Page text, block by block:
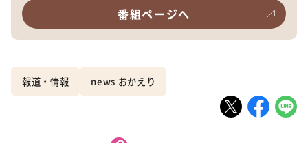
番組ページへ
報道・情報 news おかえり